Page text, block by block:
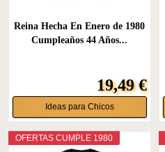
Reina Hecha En Enero de 1980
Cumpleaños 44 Años...
19,49 €
Ideas para Chicos
OFERTAS CUMPLE 1980